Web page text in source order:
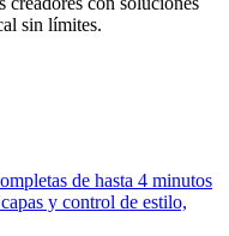
sin límites.
de hasta 4 minutos
y control de estilo,